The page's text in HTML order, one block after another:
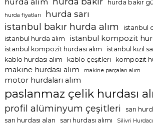
hurda bakır
hurda fiyatları hurda sarı
istanbul bakır hurda alım
istanbul
istanbul hurda alım
istanbul kompozit
istanbul kompozit hurdası alım
istanbul kızıl
kablo hurdası alım
kablo çeşitleri kompozit
makine hurdası alım makine parçaları alım
motor hurdaları alım
paslanmaz çelik hurdası
profil alüminyum çeşitleri
sarı
sarı hurdası alan
sarı hurdası alımı Silivri Hurdacı